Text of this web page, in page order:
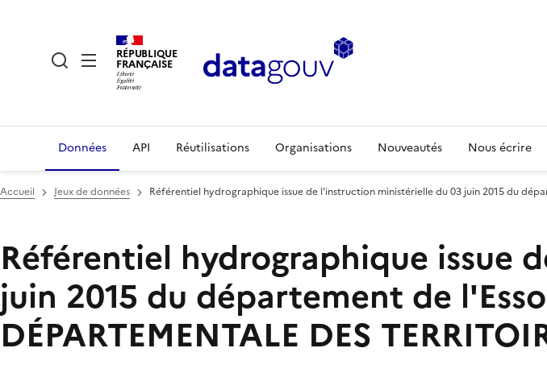
RÉPUBLIQUE
FRANÇAISE
Données API Réutilisations Organisations Nouveautés Nous écrire
Accueil Jeux de données Référentiel hydrographique issue de l'instruction ministérielle du 03 juin 2015 du
Référentiel hydrographique issue
juin 2015 du département de
DÉPARTEMENTALE DES